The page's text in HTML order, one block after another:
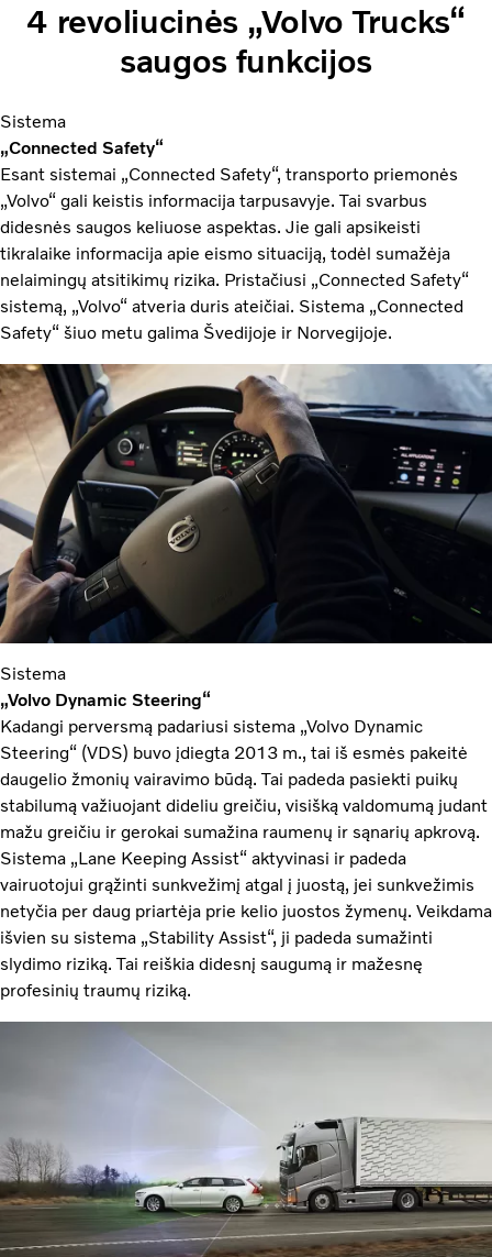
4 revoliucinės „Volvo Trucks“
saugos funkcijos
Sistema
„Connected Safety“
Esant sistemai „Connected Safety“, transporto priemonės
„Volvo“ gali keistis informacija tarpusavyje. Tai svarbus
didesnės saugos keliuose aspektas. Jie gali apsikeisti
tikralaike informacija apie eismo situaciją, todėl sumažėja
nelaimingų atsitikimų rizika. Pristačiusi „Connected Safety“
sistemą, „Volvo“ atveria duris ateičiai. Sistema „Connected
Safety“ šiuo metu galima Švedijoje ir Norvegijoje.
Sistema
„Volvo Dynamic Steering“
Kadangi perversmą padariusi sistema „Volvo Dynamic
Steering“ (VDS) buvo įdiegta 2013 m., tai iš esmės pakeitė
daugelio žmonių vairavimo būdą. Tai padeda pasiekti puikų
stabilumą važiuojant dideliu greičiu, visišką valdomumą judant
mažu greičiu ir gerokai sumažina raumenų ir sąnarių apkrovą.
Sistema „Lane Keeping Assist“ aktyvinasi ir padeda
vairuotojui grąžinti sunkvežimį atgal į juostą, jei sunkvežimis
netyčia per daug priartėja prie kelio juostos žymenų. Veikdama
išvien su sistema „Stability Assist“, ji padeda sumažinti
slydimo riziką. Tai reiškia didesnį saugumą ir mažesnę
profesinių traumų riziką.